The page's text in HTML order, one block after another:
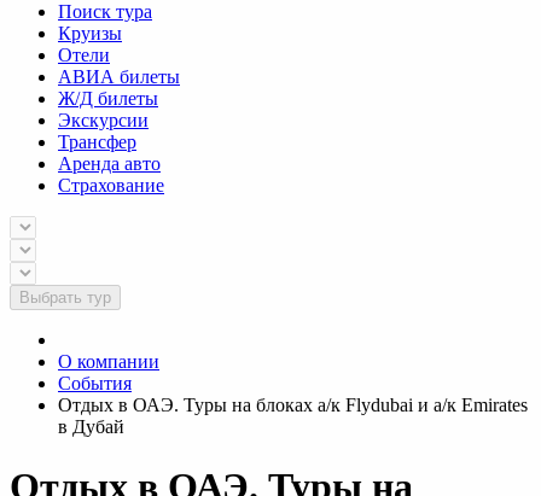
Поиск тура
Круизы
Отели
АВИА билеты
Ж/Д билеты
Экскурсии
Трансфер
Аренда авто
Страхование
Выбрать тур
О компании
События
Отдых в ОАЭ. Туры на блоках а/к Flydubai и а/к Emirates
в Дубай
Отдых в ОАЭ. Туры на